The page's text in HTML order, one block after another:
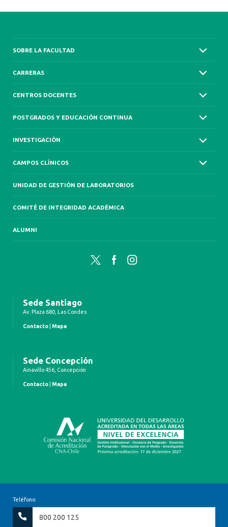
SOBRE LA FACULTAD
CARRERAS
CENTROS DOCENTES
POSTGRADOS Y EDUCACIÓN CONTINUA
INVESTIGACIÓN
CAMPOS CLÍNICOS
UNIDAD DE GESTIÓN DE LABORATORIOS
COMITÉ DE INTEGRIDAD ACADÉMICA
ALUMNI
Twitter FacebookInstagram
Sede Santiago
Av. Plaza 680, Las Condes
Contacto Mapa
Sede Concepción
Ainavillo 456, Concepción
Contacto Mapa
Teléfono:
800 200 125